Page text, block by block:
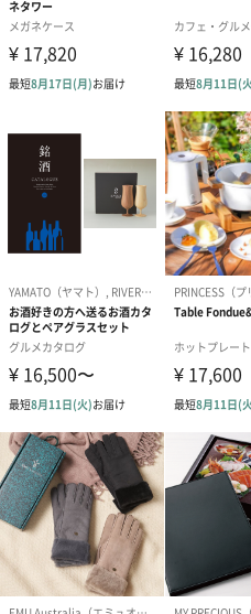
キャメルチェック
ライトブルーチェック
ライトグレーチェック
チャコールチェック
イエローチェック
名入れ刺繍
マフラーに名入れ刺繍ができる
マフラーをプレゼントすること